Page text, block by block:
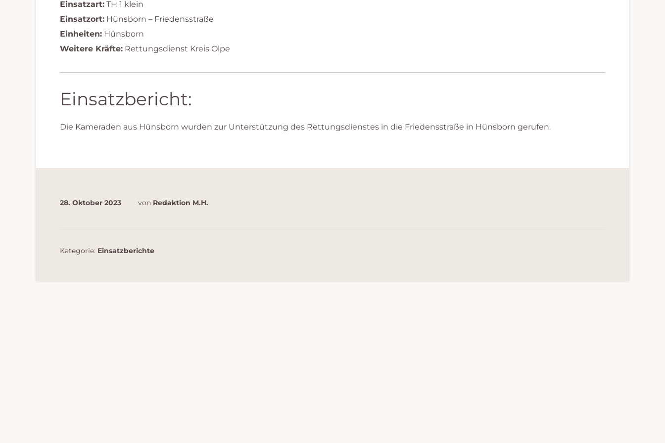
Einsatzart: TH 1 klein
Einsatzort: Hünsborn – Friedensstraße
Einheiten: Hünsborn
Weitere Kräfte: Rettungsdienst Kreis Olpe
Einsatzbericht:
Die Kameraden aus Hünsborn wurden zur Unterstützung des Rettungsdienstes in die Friedensstraße in Hünsborn gerufen.
28. Oktober 2023 von Redaktion M.H.
Kategorie: Einsatzberichte